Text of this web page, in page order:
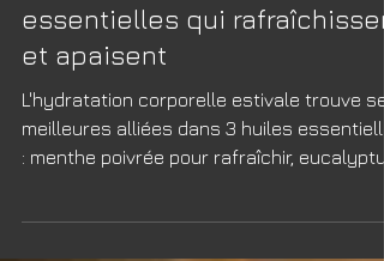
estivale : les huiles
essentielles qui
et apaisent
L'hydratation corporelle estivale trouve
meilleures alliées dans 3 huiles
pour purifier et lavande pour réparer. Guide